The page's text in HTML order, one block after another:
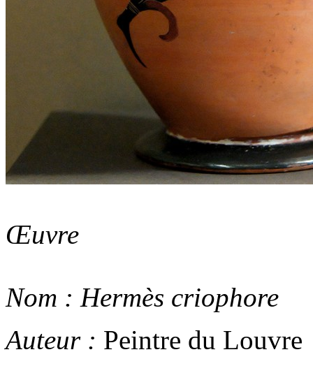
Œuvre
Nom : Hermès criophore
Auteur : Peintre du Louvre